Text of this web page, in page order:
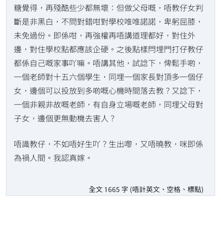
糖覺得，再殘酷些少都無壞：但做父母嘅，唔教仔女判
斷是非黑白，不問對錯咁對學校唯唯諾諾，卑躬屈膝，
未免過份。即係咁，再強權再唔講道理都好，對住外
邊，對住學校點都應該企硬。之後點樣閂埋門打仔教仔
都係自己嘅家事吖嘛。唔講其他，試諗下，俾鬆手啲，
一個老師對十五六個學生，同埋一個家長對頂多一個仔
女，邊個可以投放到多啲嘅心機時間落去教？又諗下，
一個非親非故嘅老師，有自身立場嘅老師，同埋父母對
子女，邊個更無動機去害人？
唔識教仔，不如唔好生吖？生出嚟，又唔曉教，咪即係
為禍人間。我認真嫁。
全文 1665 字 (唔計英文、空格、標點)